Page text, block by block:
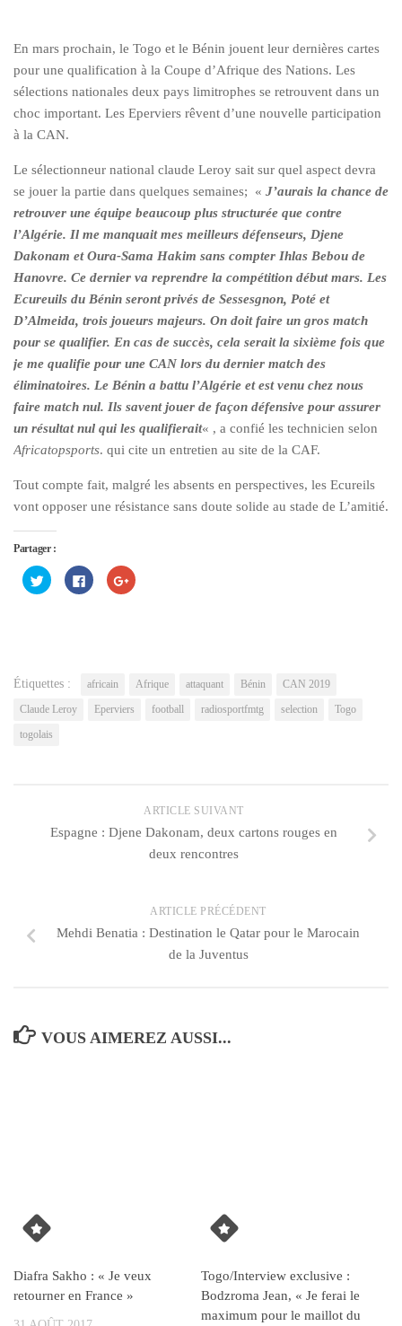
En mars prochain, le Togo et le Bénin jouent leur dernières cartes
pour une qualification à la Coupe d’Afrique des Nations. Les
sélections nationales deux pays limitrophes se retrouvent dans un
choc important. Les Eperviers rêvent d’une nouvelle participation
à la CAN.
Le sélectionneur national claude Leroy sait sur quel aspect devra
se jouer la partie dans quelques semaines; « J’aurais la chance de
retrouver une équipe beaucoup plus structurée que contre
l’Algérie. Il me manquait mes meilleurs défenseurs, Djene
Dakonam et Oura-Sama Hakim sans compter Ihlas Bebou de
Hanovre. Ce dernier va reprendre la compétition début mars. Les
Ecureuils du Bénin seront privés de Sessesgnon, Poté et
D’Almeida, trois joueurs majeurs. On doit faire un gros match
pour se qualifier. En cas de succès, cela serait la sixième fois que
je me qualifie pour une CAN lors du dernier match des
éliminatoires. Le Bénin a battu l’Algérie et est venu chez nous
faire match nul. Ils savent jouer de façon défensive pour assurer
un résultat nul qui les qualifierait« , a confié les technicien selon
Africatopsports. qui cite un entretien au site de la CAF.
Tout compte fait, malgré les absents en perspectives, les Ecureils
vont opposer une résistance sans doute solide au stade de L’amitié.
Partager :
Cliquez
pour
partager
Cliquez
pour
partager
Cliquez
pour
Étiquettes : africain Afrique attaquant Bénin
CAN 2019
Claude Leroy
Eperviers football radiosportfmtg selection
Togo
togolais
ARTICLE SUIVANT
Espagne : Djene Dakonam, deux cartons rouges en
deux rencontres
ARTICLE PRÉCÉDENT
Mehdi Benatia : Destination le Qatar pour le Marocain
de la Juventus
VOUS AIMEREZ AUSSI...
Diafra Sakho : « Je veux
retourner en France »
Togo/Interview exclusive :
Bodzroma Jean, « Je ferai le
maximum pour le maillot du